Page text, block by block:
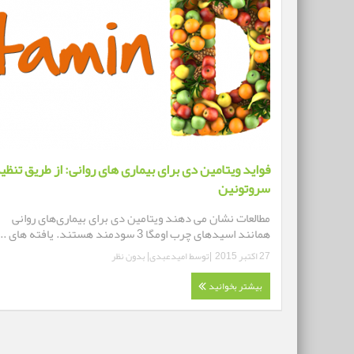
فواید ویتامین دی برای بیماری های روانی: از طریق
سروتونین
مطالعات نشان می دهند ویتامین دی برای بیماری‌های روانی
همانند اسیدهای چرب اومگا 3 سودمند هستند. یافته های ...
27 اکتبر 2015 |توسطامیدعبدی|بدون نظر
بیشتر بخوانید